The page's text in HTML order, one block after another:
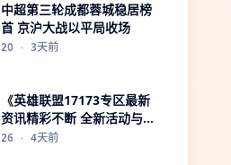
中超第三轮成都蓉城稳居榜
首 京沪大战以平局收场
20 · 3天前
《英雄联盟17173专区最新
资讯精彩不断 全新活动与赛
事同步更新》
26 · 4天前